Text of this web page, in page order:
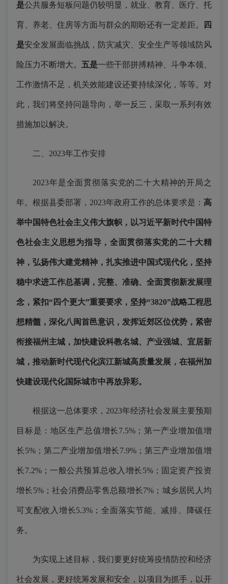
是公共服务短板问题仍较明显，就业、教育、医疗、托
育、养老、住房等方面与群众的期盼还有一定差距。 四
是安全发展面临挑战，防灾减灾、安全生产等领域防风
险压力不断增大。 五是一些干部拼搏精神、斗争本领、
工作激情不足，机关效能建设还要持续深化，等等。对
此，我们将坚持问题导向，举一反三，采取一系列有效
措施加以解决。
二、2023年工作安排
2023年是全面贯彻落实党的二十大精神的开局之
年。根据县委部署，2023年政府工作的总体要求是： 高
举中国特色社会主义伟大旗帜， 以习近平新时代中国特
色社会主义思想为指导 ，全面贯彻落实党的二十大精
神 ，弘扬伟大建党精神， 扎实推进中国式现代化， 坚持
稳中求进工作总基调， 完整、准确、全面贯彻新发展理
念 ， 紧扣“四个更大”重要要求， 坚持“3820”战略工程思
想精髓，深化八闽首邑意识，发挥近郊区位优势， 紧密
衔接福州主城 ，加快建设科教名城、产业强城、宜居新
城， 推动新时代现代化滨江新城高质量发展， 在福州加
快建设现代化国际城市中再放异彩。
根据这一总体要求，2023年经济社会发展主要预期
目标是：地区生产总值增长7.5%；第一产业增加值增
长5%；第二产业增加值增长7.9%；第三产业增加值增
长7.2%；一般公共预算总收入增长5%；固定资产投资
增长5%；社会消费品零售总额增长7%；城乡居民人均
可支配收入增长5.3%；全面落实节能、减排、降碳任
务。
为实现上述目标，我们要更好统筹疫情防控和经济
社会发展，更好统筹发展和安全，以项目为抓手，以开